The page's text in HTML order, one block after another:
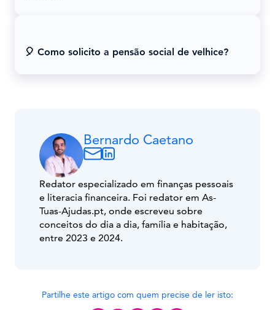
🎈 Como solicito a pensão social de velhice?
Bernardo Caetano
Redator especializado em finanças pessoais
e literacia financeira. Foi redator em As-
Tuas-Ajudas.pt, onde escreveu sobre
conceitos do dia a dia, família e habitação,
entre 2023 e 2024.
Partilhe este artigo com quem precise de ler isto: